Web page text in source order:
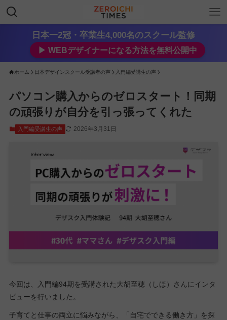
日本一2冠・卒業生4,000名のスクール監修
▶︎ WEBデザイナーになる方法を無料公開中
ホーム 日本デザインスクール受講者の声 入門編受講生の声
パソコン購入からのゼロスタート！同期
の頑張りが自分を引っ張ってくれた
入門編受講生の声 2026年3月31日
今回は、入門編94期を受講された大胡至穂（しほ）さんにインタ
ビューを行いました。
子育てと仕事の両立に悩みながら、「自宅でできる働き方」を探